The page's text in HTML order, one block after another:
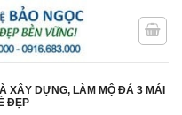
XÂY DỰNG, LÀM MỘ ĐÁ 3 MÁI
ĐẸP